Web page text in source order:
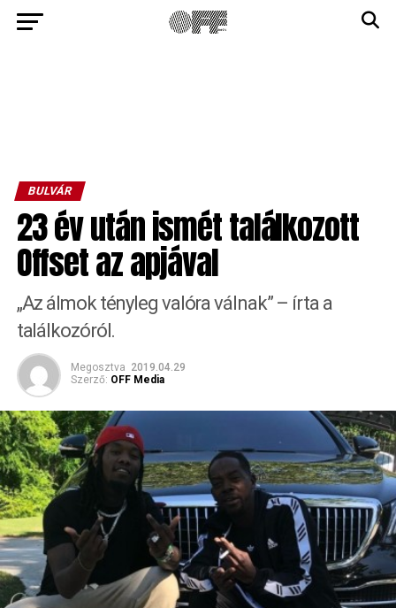
BULVÁR
23 év után ismét találkozott
Offset az apjával
„Az álmok tényleg valóra válnak” – írta a
találkozóról.
Megosztva 2019.04.29
Szerző: OFF Media